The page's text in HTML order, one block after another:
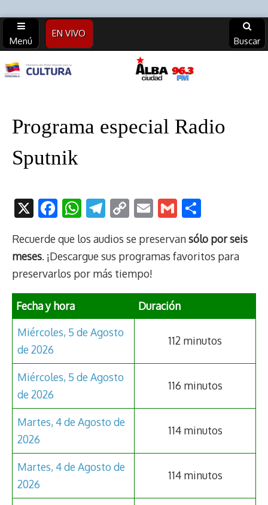
Menú
EN VIVO
Buscar
Alba
Ciudad
96.3 FM
(Archivos)
Programa especial Radio
Sputnik
X F
e
b
o
o
k
W
at
s
A
p
T
e
gr
a
C
p
y
Li
n
k
E
ai
l
G
ai
l
m
p
Recuerde que los audios se preservansólo por seis
meses. ¡Descargue sus programas favoritos para
preservarlos por más tiempo!
Fecha y hora
Duración
Miércoles, 5 de Agosto
de 2026
112 minutos
Miércoles, 5 de Agosto
de 2026
116 minutos
Martes, 4 de Agosto de
2026
114 minutos
Martes, 4 de Agosto de
2026
114 minutos